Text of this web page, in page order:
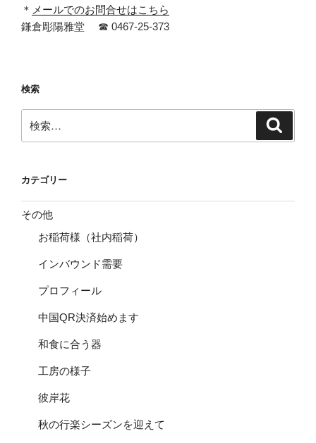
＊ メールでのお問合せはこちら
鎌倉彫陽雅堂 ☎ 0467‐25‐373
検索
索:
カテゴリー
その他
お稲荷様（社内稲荷）
インバウンド需要
プロフィール
中国QR決済始めます
和食に合う器
工房の様子
彼岸花
秋の行楽シーズンを迎えて